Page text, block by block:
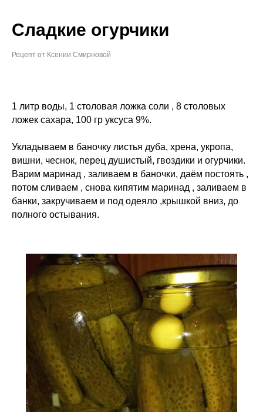
Сладкие огурчики
Рецепт от Ксении Смирновой
1 литр воды, 1 столовая ложка соли , 8 столовых
ложек сахара, 100 гр уксуса 9%.
Укладываем в баночку листья дуба, хрена, укропа,
вишни, чеснок, перец душистый, гвоздики и огурчики.
Варим маринад , заливаем в баночки, даём постоять ,
потом сливаем , снова кипятим маринад , заливаем в
банки, закручиваем и под одеяло ,крышкой вниз, до
полного остывания.